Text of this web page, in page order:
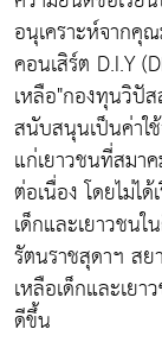
อนุเคราะห์จากคุ
คอนเสิร์ต D.I.Y
เหลือ"กองทุนวิปั
สนับสนุนเป็นค่าใ
แก่เยาวชนที่สมา
ต่อเนื่อง โดยไม่ไ
เด็กและเยาวชน
รัตนราชสุดาฯ ส
เหลือเด็กและเย
ดีขึ้น